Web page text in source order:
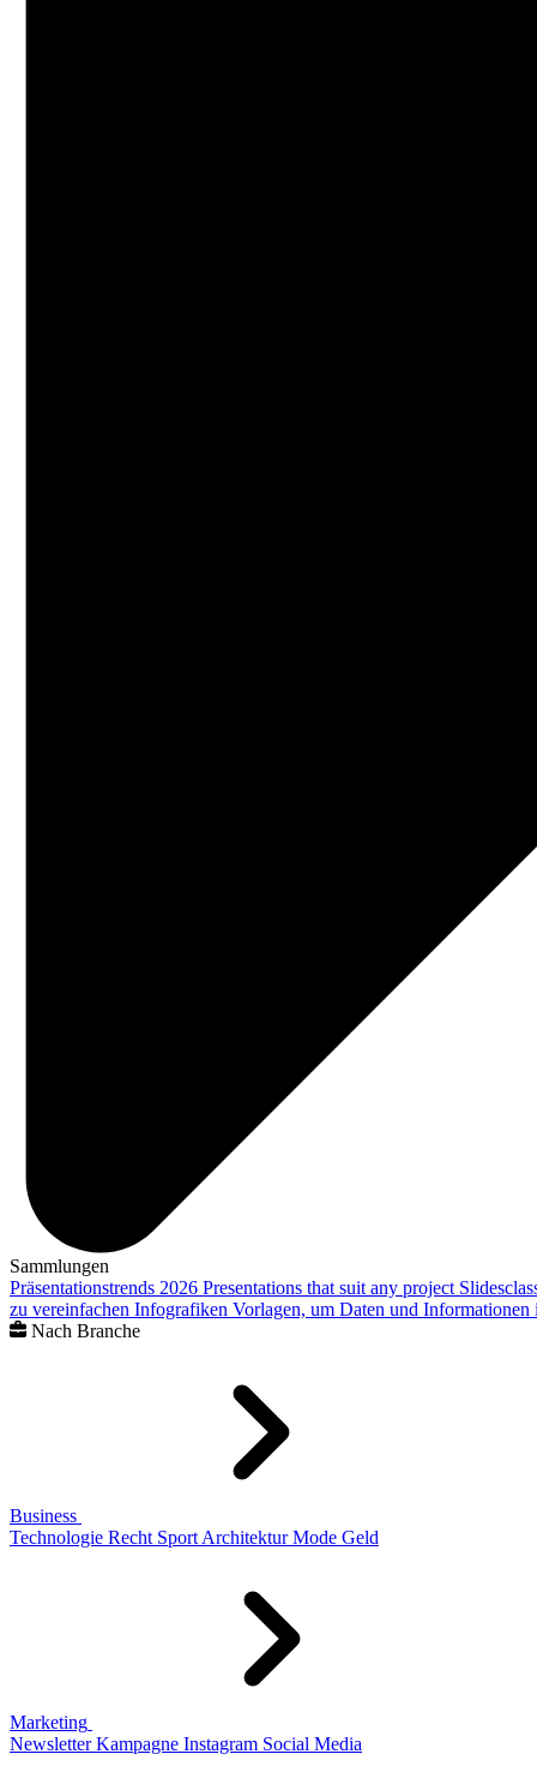
Sammlungen
Präsentationstrends 2026 Presentations that suit any project
zu vereinfachen Infografiken Vorlagen, um Daten und
Nach Branche
Business
Technologie Recht Sport Architektur Mode Geld
Marketing
Newsletter Kampagne Instagram Social Media